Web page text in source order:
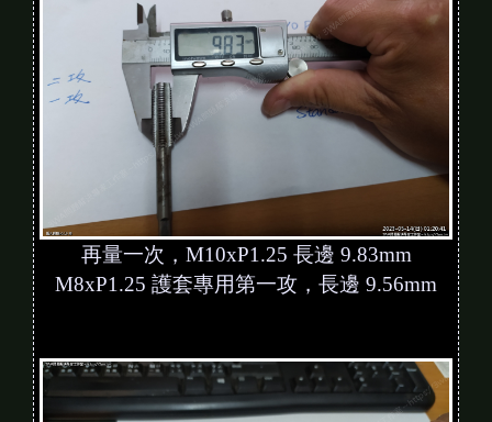
再量一次，M10xP1.25 長邊 9.83mm
M8xP1.25 護套專用第一攻，長邊 9.56mm